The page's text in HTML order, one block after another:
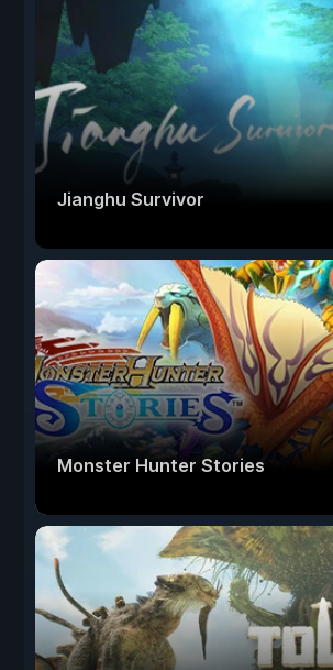
Jianghu Survivor
Monster Hunter Stories